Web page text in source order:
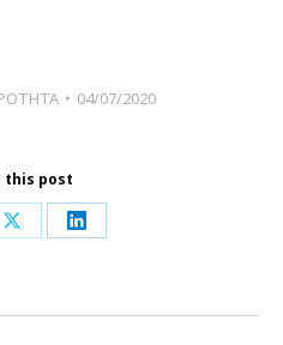
04/07/2020
this post
Share
X
Share
LinkedIn